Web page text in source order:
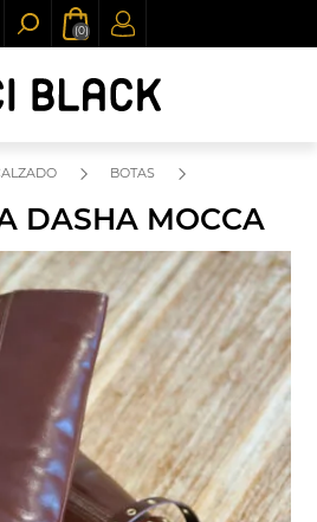
(0)
BOTAS
DASHA MOCCA